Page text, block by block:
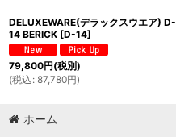
DELUXEWARE(デラックスウエア) D-
14 BERICK [D-14]
79,800円(税別)
(税込 : 87,780円)
ホーム